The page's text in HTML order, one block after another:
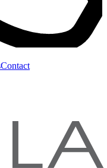
Contact